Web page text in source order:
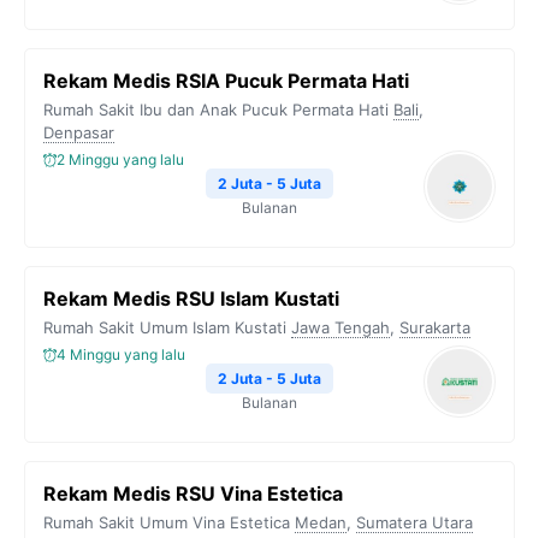
Rekam Medis RSIA Pucuk Permata Hati
Rumah Sakit Ibu dan Anak Pucuk Permata Hati Bali,
Denpasar
2 Minggu yang lalu
2 Juta - 5 Juta
Bulanan
Rekam Medis RSU Islam Kustati
Rumah Sakit Umum Islam Kustati Jawa Tengah, Surakarta
4 Minggu yang lalu
2 Juta - 5 Juta
Bulanan
Rekam Medis RSU Vina Estetica
Rumah Sakit Umum Vina Estetica Medan, Sumatera Utara